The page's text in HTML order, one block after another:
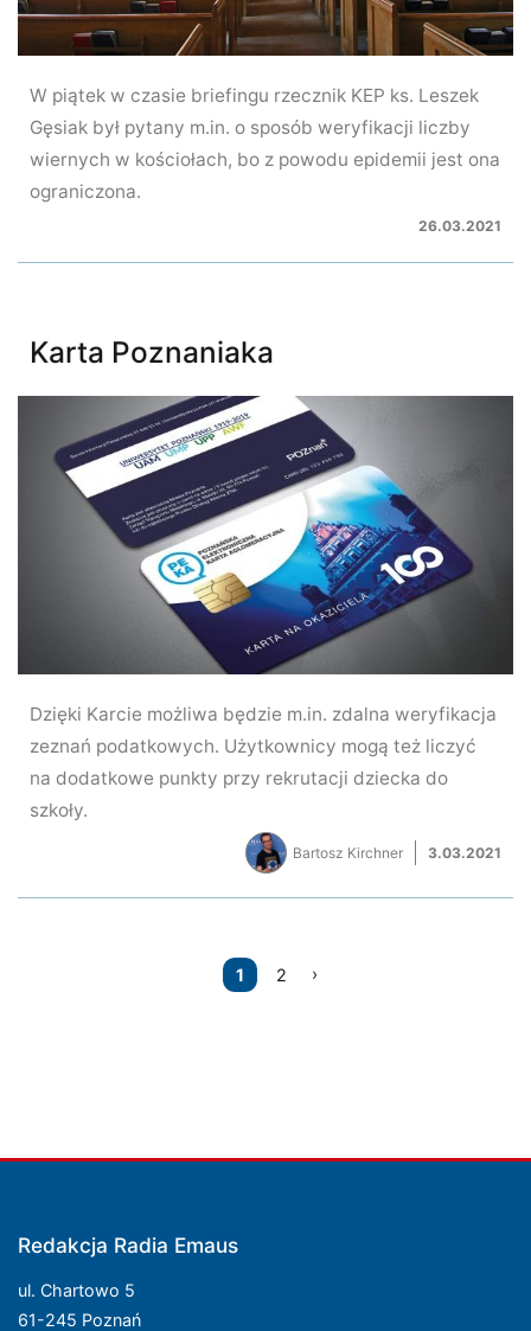
W piątek w czasie briefingu rzecznik KEP ks. Leszek
Gęsiak był pytany m.in. o sposób weryfikacji liczby
wiernych w kościołach, bo z powodu epidemii jest ona
ograniczona.
26.03.2021
Karta Poznaniaka
Dzięki Karcie możliwa będzie m.in. zdalna weryfikacja
zeznań podatkowych. Użytkownicy mogą też liczyć
na dodatkowe punkty przy rekrutacji dziecka do
szkoły.
Bartosz Kirchner 3.03.2021
1 2
Redakcja Radia Emaus
ul. Chartowo 5
61-245 Poznań